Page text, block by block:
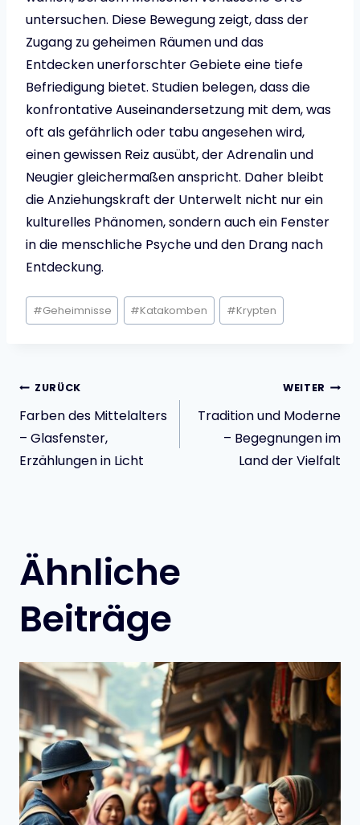
untersuchen. Diese Bewegung zeigt, dass der
Zugang zu geheimen Räumen und das
Entdecken unerforschter Gebiete eine tiefe
Befriedigung bietet. Studien belegen, dass die
konfrontative Auseinandersetzung mit dem, was
oft als gefährlich oder tabu angesehen wird,
einen gewissen Reiz ausübt, der Adrenalin und
Neugier gleichermaßen anspricht. Daher bleibt
die Anziehungskraft der Unterwelt nicht nur ein
kulturelles Phänomen, sondern auch ein Fenster
in die menschliche Psyche und den Drang nach
Entdeckung.
Schlagworte:
#Geheimnisse #Katakomben #Krypten
ZURÜCK
Farben des Mittelalters
– Glasfenster,
Erzählungen in Licht
WEITER
Tradition und Moderne
– Begegnungen im
Land der Vielfalt
Ähnliche
Beiträge